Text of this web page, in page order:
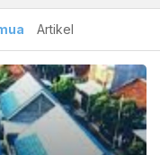
Artikel